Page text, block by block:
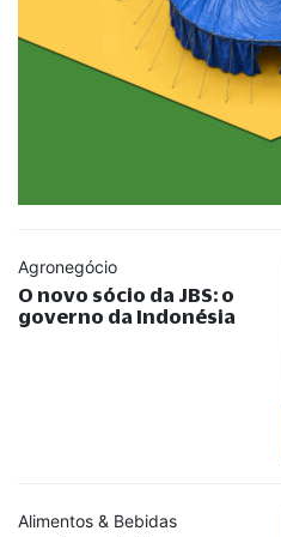
Agronegócio
O novo sócio da JBS: o
governo da Indonésia
Alimentos & Bebidas